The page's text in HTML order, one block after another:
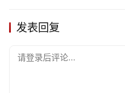
发表回复
请登录后评论...